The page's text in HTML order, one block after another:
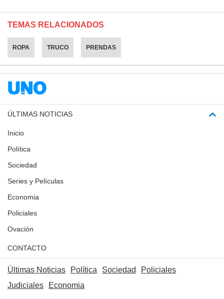
TEMAS RELACIONADOS
ROPA TRUCO PRENDAS
ÚLTIMAS NOTICIAS
Inicio
Política
Sociedad
Series y Películas
Economia
Policiales
Ovación
CONTACTO
Últimas Noticias Política Sociedad
Policiales
Judiciales
Economia